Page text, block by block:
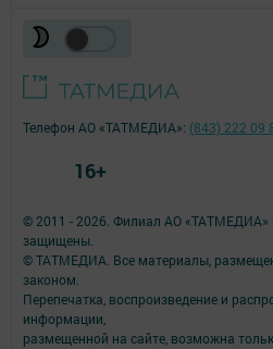
© 2011 - 2026. Филиал АО «ТАТМЕДИА»
защищены.
© ТАТМЕДИА. Все материалы,
законом.
Перепечатка, воспроизведение и
информации,
размещенной на сайте, возможна
Телефон АО «ТАТМЕДИА»: (843) 222 09
16+